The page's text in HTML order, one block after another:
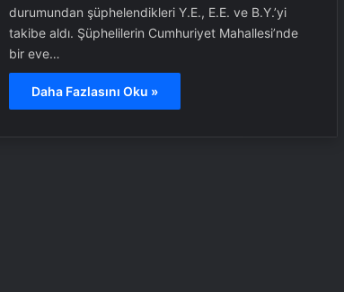
durumundan şüphelendikleri Y.E., E.E. ve B.Y.’yi
takibe aldı. Şüphelilerin Cumhuriyet Mahallesi’nde
bir eve…
Daha Fazlasını Oku »